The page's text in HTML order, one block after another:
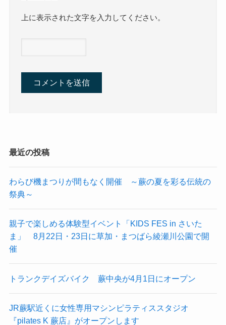
上に表示された文字を入力してください。
最近の投稿
わらび機まつりが間もなく開催 ～蕨の夏を彩る伝統の
祭典～
親子で楽しめる体験型イベント「KIDS FES in さいた
ま」 8月22日・23日に草加・まつばら綾瀬川公園で開
催
トランクデイズバイク 蕨中央が4月1日にオープン
JR蕨駅近くに女性専用マシンピラティススタジオ
『pilates K 蕨店』がオープンします